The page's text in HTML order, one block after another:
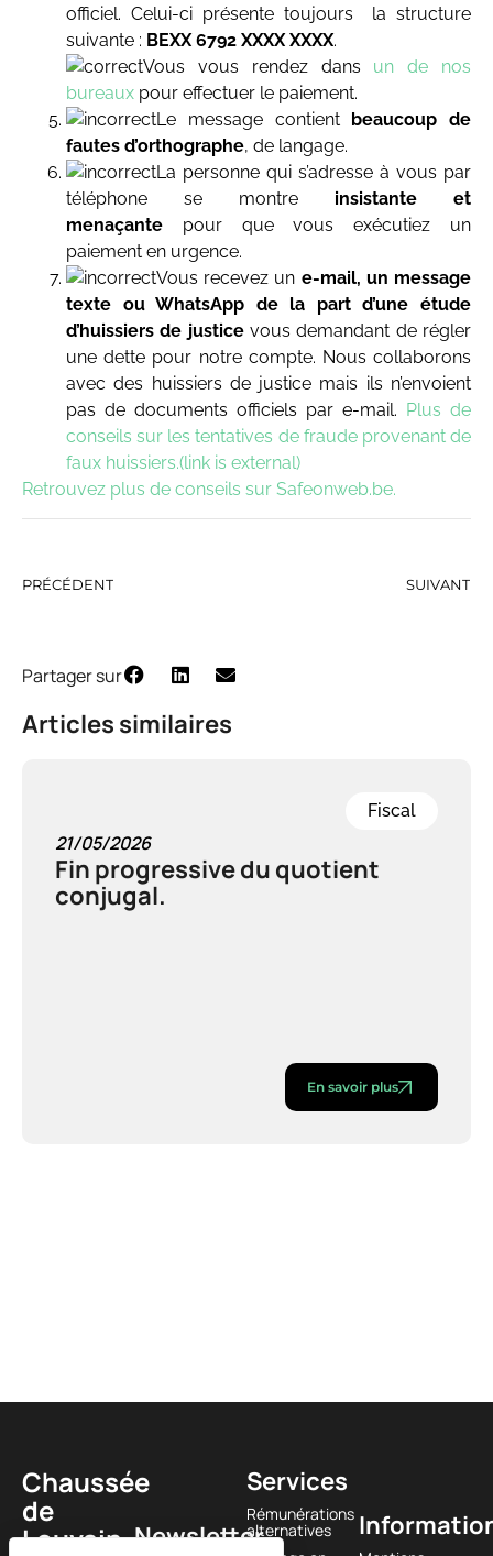
officiel. Celui-ci présente toujours la structure
suivante : BEXX 6792 XXXX XXXX.
Vous vous rendez dans un de nos
bureaux pour effectuer le paiement.
Le message contient beaucoup de
fautes d’orthographe, de langage.
La personne qui s’adresse à vous par
téléphone se montre insistante et
menaçante pour que vous exécutiez un
paiement en urgence.
Vous recevez un e-mail, un message
texte ou WhatsApp de la part d’une étude
d’huissiers de justicevous demandant de régler
une dette pour notre compte. Nous collaborons
avec des huissiers de justice mais ils n’envoient
pas de documents officiels par e-mail. Plus de
conseils sur les tentatives de fraude provenant de
faux huissiers.(link is external)
Retrouvez plus de conseils sur Safeonweb.be.
PRÉCÉDENT SUIVANT
Partager sur
Articles similaires
Fiscal
21/05/2026
Fin progressive du quotient
conjugal.
En savoir plus
Chaussée
de
Louvain
Services
Rémunérations
alternatives
Newsletter